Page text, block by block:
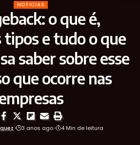
NOTICIAS
o que é,
e tudo o que
saber sobre esse
que ocorre nas
3 anos ago 4 Min de leitura